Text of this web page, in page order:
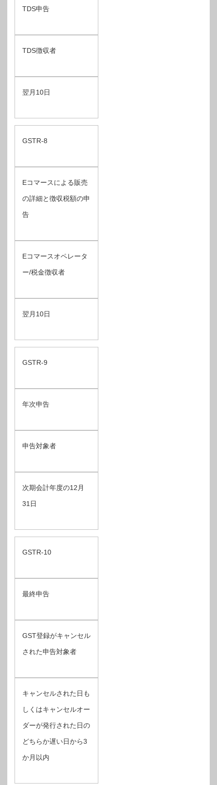
TDS申告
TDS徴収者
翌月10日
GSTR-8
Eコマースによる販売
の詳細と徴収税額の申
告
Eコマースオペレータ
ー/税金徴収者
翌月10日
GSTR-9
年次申告
申告対象者
次期会計年度の12月
31日
GSTR-10
最終申告
GST登録がキャンセル
された申告対象者
キャンセルされた日も
しくはキャンセルオー
ダーが発行された日の
どちらか遅い日から3
か月以内